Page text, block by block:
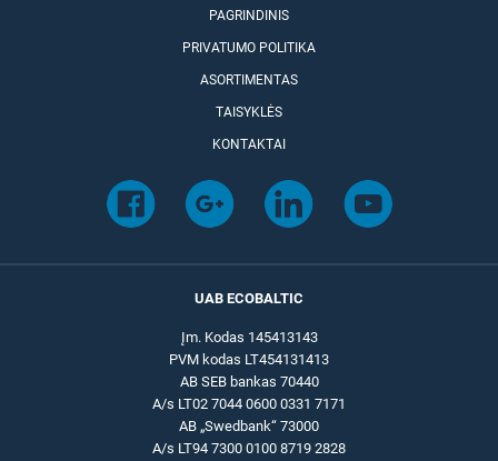
PAGRINDINIS
PRIVATUMO POLITIKA
ASORTIMENTAS
TAISYKLĖS
KONTAKTAI
UAB ECOBALTIC
Įm. Kodas 145413143
PVM kodas LT454131413
AB SEB bankas 70440
A/s LT02 7044 0600 0331 7171
AB „Swedbank“ 73000
A/s LT94 7300 0100 8719 2828